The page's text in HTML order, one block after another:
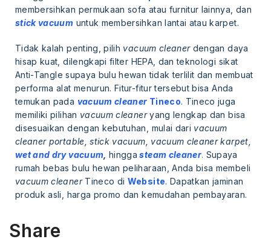
membersihkan permukaan sofa atau furnitur lainnya, dan
stick vacuum untuk membersihkan lantai atau karpet.
Tidak kalah penting, pilih vacuum cleanerdengan daya
hisap kuat, dilengkapi filter HEPA, dan teknologi sikat
Anti-Tangle supaya bulu hewan tidak terlilit dan membuat
performa alat menurun. Fitur-fitur tersebut bisa Anda
temukan pada vacuum cleaner Tineco. Tineco juga
memiliki pilihan vacuum cleaneryang lengkap dan bisa
disesuaikan dengan kebutuhan, mulai dari vacuum
cleaner portable, stick vacuum, vacuum cleaner karpet,
wet and dry vacuum ,hingga steam cleaner. Supaya
rumah bebas bulu hewan peliharaan, Anda bisa membeli
vacuum cleanerTineco di Website. Dapatkan jaminan
produk asli, harga promo dan kemudahan pembayaran.
Share